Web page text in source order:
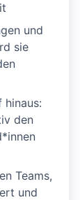
und
sie
hinaus:
den
Teams,
und